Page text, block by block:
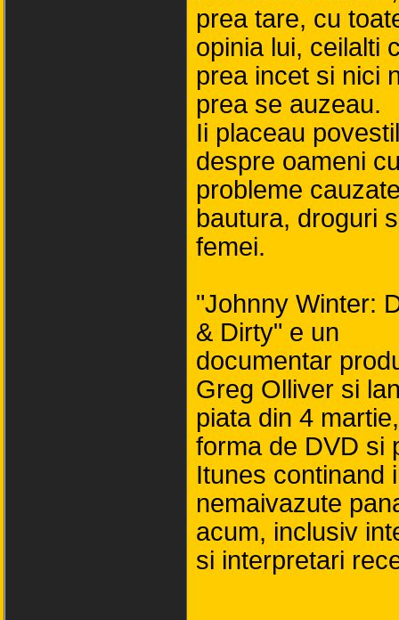
prea tare, cu
opinia lui, ceilalti
prea incet si nici
prea se auzeau.
Ii placeau
despre oameni
probleme
bautura, droguri
femei.
"Johnny Winter:
& Dirty" e un
documentar
Greg Olliver si
piata din 4
forma de DVD si
Itunes continand
nemaivazute
acum, inclusiv
si interpretari